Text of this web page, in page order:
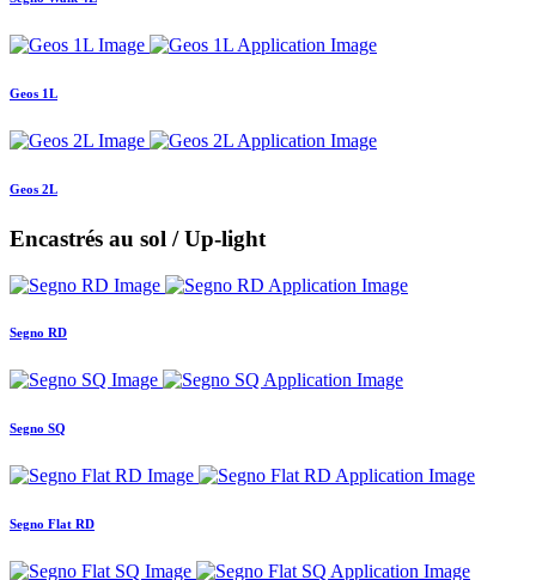
Geos 1L
Geos 2L
Encastrés au sol / Up-light
Segno RD
Segno SQ
Segno Flat RD